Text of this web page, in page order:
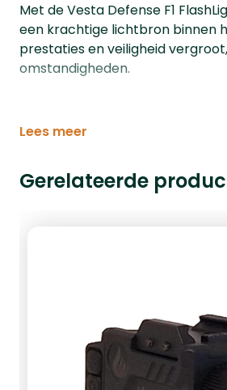
Met de Vesta Defense F1
een krachtige lichtbron binnen
prestaties en veiligheid
omstandigheden.
Lees meer
Gerelateerde